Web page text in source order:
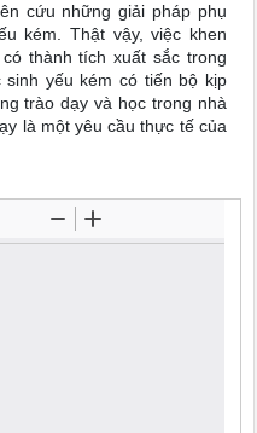
cứu những giải pháp phụ
kém. Thật vậy, việc khen
thành tích xuất sắc trong
yếu kém có tiến bộ kịp
trào dạy và học trong nhà
là một yêu cầu thực tế của